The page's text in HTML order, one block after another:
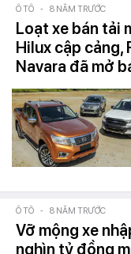
Ô TÔ - 8 NĂM TRƯỚC
Loạt xe bán tải
Hilux cập cảng,
Navara đã mở
Ô TÔ - 8 NĂM TRƯỚC
Vỡ mộng xe
nghìn tỷ đồng